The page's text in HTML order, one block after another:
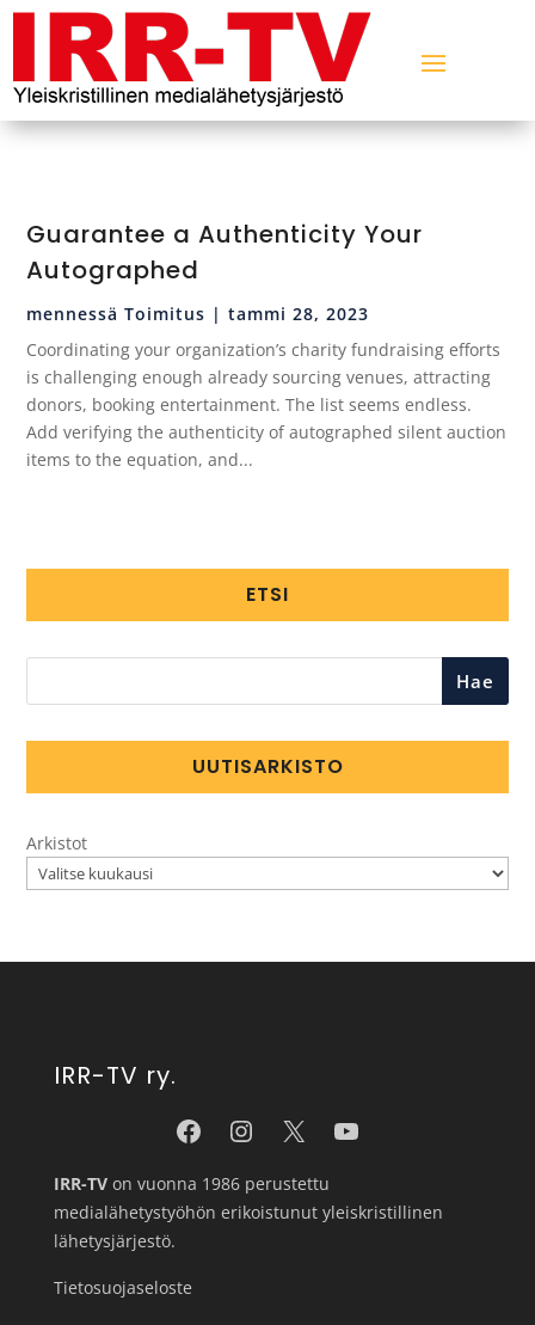
Guarantee a Authenticity Your
Autographed
mennessäToimitus |tammi 28, 2023
Coordinating your organization’s charity fundraising efforts
is challenging enough already sourcing venues, attracting
donors, booking entertainment. The list seems endless.
Add verifying the authenticity of autographed silent auction
items to the equation, and...
ETSI
Hae
UUTISARKISTO
Arkistot
IRR-TV ry.
IRR-TVon vuonna 1986 perustettu
medialähetystyöhön erikoistunut yleiskristillinen
lähetysjärjestö.
Tietosuojaseloste